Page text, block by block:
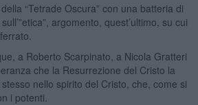
“Tetrade Oscura” con una batteria di
argomento, quest’ultimo, su cui
a Roberto Scarpinato, a Nicola Gratteri
che la Resurrezione del Cristo la
nello spirito del Cristo, che, come si
i potenti.